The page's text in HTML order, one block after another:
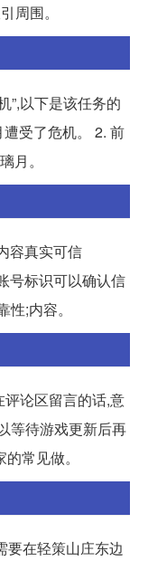
周围。
”,以下是该任务的
受了危机。 2. 前
月。
容真实可信
号标识可以确认信
;内容。
评论区留言的话,意
等待游戏更新后再
常见做。
要在轻策山庄东边